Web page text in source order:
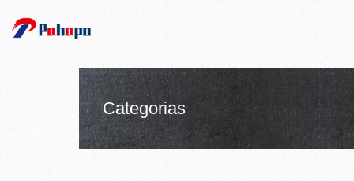
Categorias